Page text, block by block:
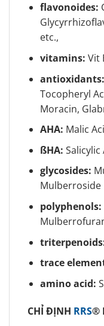
flavonoides:
etc.,
vitamins: Vit
antioxidants:
Tocopheryl
Moracin,
AHA: Malic
ßHA: Salicylic
glycosides:
Mulberroside
polyphenols:
trace
amino acid:
CHỈ ĐỊNH RRS®